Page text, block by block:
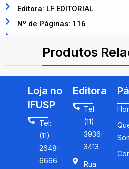
Editora: LF EDITORIAL
Nº de Páginas: 116
Produtos
Loja no
IFUSP
Tel:
(11)
2648-
6666
Editora
Tel:
(11)
3936-
3413
Rua